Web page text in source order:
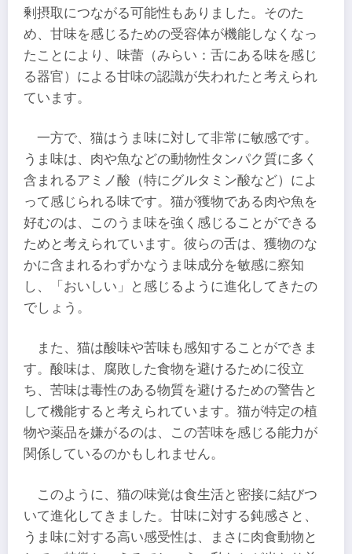
剰摂取につながる可能性もありました。そのた
め、甘味を感じるための受容体が機能しなくなっ
たことにより、味蕾（みらい：舌にある味を感じ
る器官）による甘味の認識が失われたと考えられ
ています。
一方で、猫はうま味に対して非常に敏感です。
うま味は、肉や魚などの動物性タンパク質に多く
含まれるアミノ酸（特にグルタミン酸など）によ
って感じられる味です。猫が獲物である肉や魚を
好むのは、このうま味を強く感じることができる
ためと考えられています。彼らの舌は、獲物のな
かに含まれるわずかなうま味成分を敏感に察知
し、「おいしい」と感じるように進化してきたの
でしょう。
また、猫は酸味や苦味も感知することができま
す。酸味は、腐敗した食物を避けるために役立
ち、苦味は毒性のある物質を避けるための警告と
して機能すると考えられています。猫が特定の植
物や薬品を嫌がるのは、この苦味を感じる能力が
関係しているのかもしれません。
このように、猫の味覚は食生活と密接に結びつ
いて進化してきました。甘味に対する鈍感さと、
うま味に対する高い感受性は、まさに肉食動物と